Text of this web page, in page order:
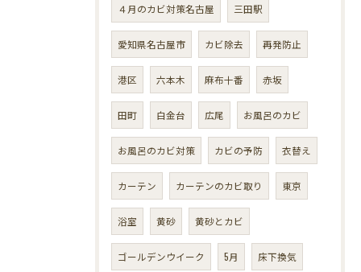
４月のカビ対策名古屋 三田駅
愛知県名古屋市 カビ除去 再発防止
港区 六本木 麻布十番 赤坂
田町 白金台 広尾 お風呂のカビ
お風呂のカビ対策 カビの予防 衣替え
カーテン カーテンのカビ取り 東京
浴室 黄砂 黄砂とカビ
ゴールデンウイーク 5月 床下換気